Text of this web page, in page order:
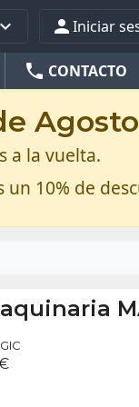
Iniciar
phone CONTACTO
Agosto
a la vuelta.
10% de